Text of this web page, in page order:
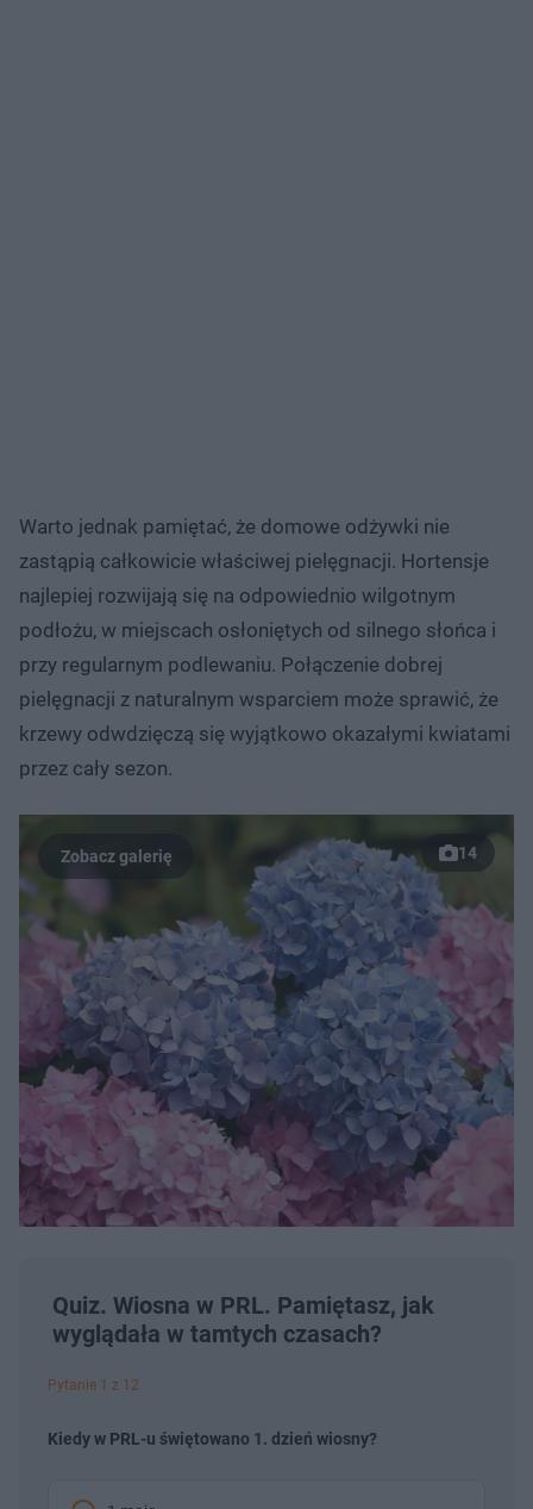
Warto jednak pamiętać, że domowe odżywki nie
zastąpią całkowicie właściwej pielęgnacji. Hortensje
najlepiej rozwijają się na odpowiednio wilgotnym
podłożu, w miejscach osłoniętych od silnego słońca i
przy regularnym podlewaniu. Połączenie dobrej
pielęgnacji z naturalnym wsparciem może sprawić, że
krzewy odwdzięczą się wyjątkowo okazałymi kwiatami
przez cały sezon.
14
Quiz. Wiosna w PRL. Pamiętasz, jak
wyglądała w tamtych czasach?
Pytanie 1 z 12
Kiedy w PRL-u świętowano 1. dzień wiosny?